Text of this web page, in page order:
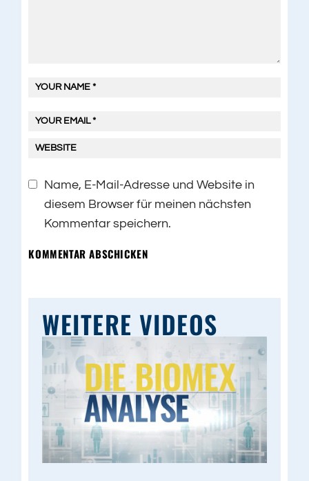
Name, E-Mail-Adresse und Website in
diesem Browser für meinen nächsten
Kommentar speichern.
KOMMENTAR ABSCHICKEN
WEITERE VIDEOS